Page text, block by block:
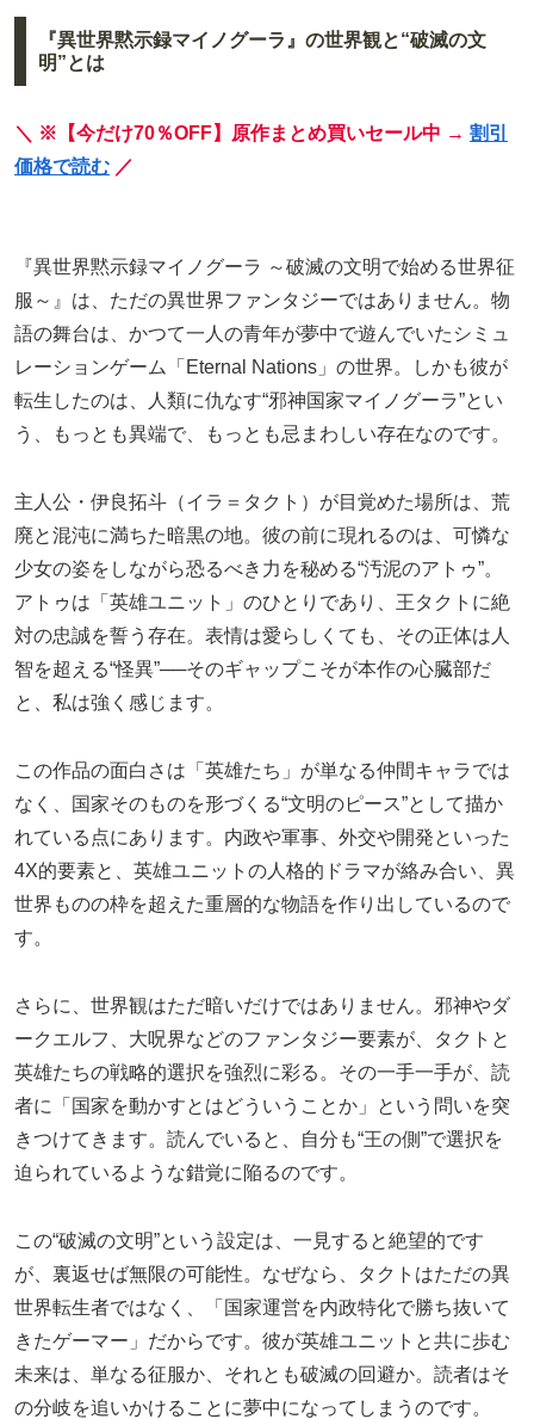
『異世界黙示録マイノグーラ』の世界観と“破滅の文
明”とは
＼ ※【今だけ70％OFF】原作まとめ買いセール中 → 割引
価格で読む ／
『異世界黙示録マイノグーラ ～破滅の文明で始める世界征
服～』は、ただの異世界ファンタジーではありません。物
語の舞台は、かつて一人の青年が夢中で遊んでいたシミュ
レーションゲーム「Eternal Nations」の世界。しかも彼が
転生したのは、人類に仇なす“邪神国家マイノグーラ”とい
う、もっとも異端で、もっとも忌まわしい存在なのです。
主人公・伊良拓斗（イラ＝タクト）が目覚めた場所は、荒
廃と混沌に満ちた暗黒の地。彼の前に現れるのは、可憐な
少女の姿をしながら恐るべき力を秘める“汚泥のアトゥ”。
アトゥは「英雄ユニット」のひとりであり、王タクトに絶
対の忠誠を誓う存在。表情は愛らしくても、その正体は人
智を超える“怪異”──そのギャップこそが本作の心臓部だ
と、私は強く感じます。
この作品の面白さは「英雄たち」が単なる仲間キャラでは
なく、国家そのものを形づくる“文明のピース”として描か
れている点にあります。内政や軍事、外交や開発といった
4X的要素と、英雄ユニットの人格的ドラマが絡み合い、異
世界ものの枠を超えた重層的な物語を作り出しているので
す。
さらに、世界観はただ暗いだけではありません。邪神やダ
ークエルフ、大呪界などのファンタジー要素が、タクトと
英雄たちの戦略的選択を強烈に彩る。その一手一手が、読
者に「国家を動かすとはどういうことか」という問いを突
きつけてきます。読んでいると、自分も“王の側”で選択を
迫られているような錯覚に陥るのです。
この“破滅の文明”という設定は、一見すると絶望的です
が、裏返せば無限の可能性。なぜなら、タクトはただの異
世界転生者ではなく、「国家運営を内政特化で勝ち抜いて
きたゲーマー」だからです。彼が英雄ユニットと共に歩む
未来は、単なる征服か、それとも破滅の回避か。読者はそ
の分岐を追いかけることに夢中になってしまうのです。